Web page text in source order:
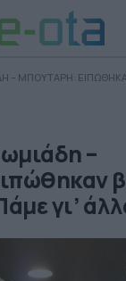
– ΜΠΟΥΤΑΡΗ:
–
γι’